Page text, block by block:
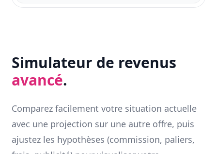
Simulateur de revenus
avancé.
Comparez facilement votre situation actuelle
avec une projection sur une autre offre, puis
ajustez les hypothèses (commission, paliers,